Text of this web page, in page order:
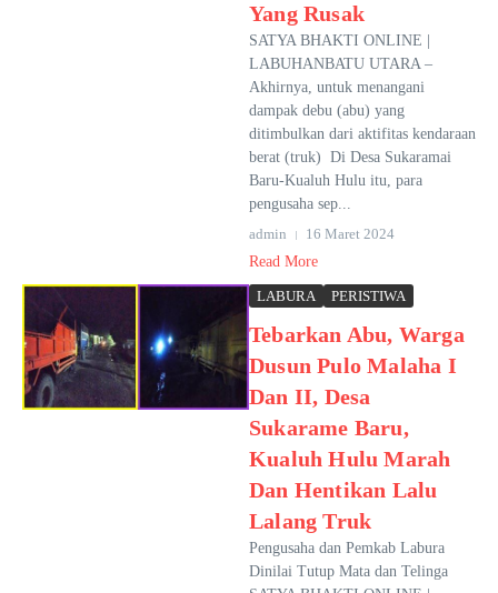
Yang Rusak
SATYA BHAKTI ONLINE |
LABUHANBATU UTARA –
Akhirnya, untuk menangani
dampak debu (abu) yang
ditimbulkan dari aktifitas kendaraan
berat (truk) Di Desa Sukaramai
Baru-Kualuh Hulu itu, para
pengusaha sep...
admin
16 Maret 2024
Read More
LABURA PERISTIWA
Tebarkan Abu, Warga
Dusun Pulo Malaha I
Dan II, Desa
Sukarame Baru,
Kualuh Hulu Marah
Dan Hentikan Lalu
Lalang Truk
Pengusaha dan Pemkab Labura
Dinilai Tutup Mata dan Telinga